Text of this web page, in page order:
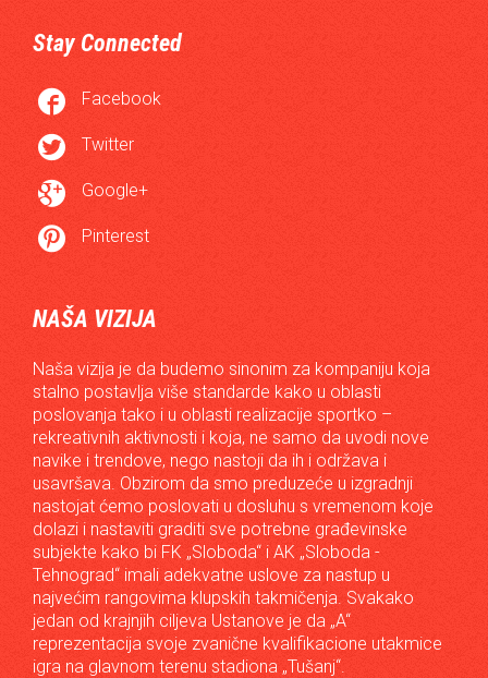
Stay Connected
 Facebook
 Twitter
 Google+
 Pinterest
NAŠA VIZIJA
Naša vizija je da budemo sinonim za kompaniju koja
stalno postavlja više standarde kako u oblasti
poslovanja tako i u oblasti realizacije sportko –
rekreativnih aktivnosti i koja, ne samo da uvodi nove
navike i trendove, nego nastoji da ih i održava i
usavršava. Obzirom da smo preduzeće u izgradnji
nastojat ćemo poslovati u dosluhu s vremenom koje
dolazi i nastaviti graditi sve potrebne građevinske
subjekte kako bi FK „Sloboda“ i AK „Sloboda -
Tehnograd“ imali adekvatne uslove za nastup u
najvećim rangovima klupskih takmičenja. Svakako
jedan od krajnjih ciljeva Ustanove je da „A“
reprezentacija svoje zvanične kvalifikacione utakmice
igra na glavnom terenu stadiona „Tušanj“.